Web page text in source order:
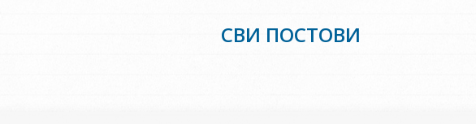
СВИ ПОСТОВИ